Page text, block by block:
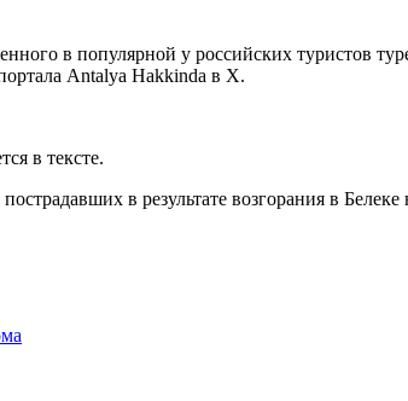
в популярной у российских туристов
Antalya Hakkinda в Х.
в тексте.
в результате возгорания в